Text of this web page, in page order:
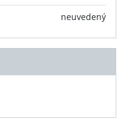
neuvedený